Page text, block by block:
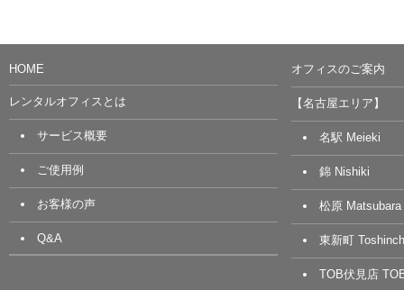
HOME
レンタルオフィスとは
サービス概要
ご使用例
お客様の声
Q&A
オフィスのご案内
【名古屋エリア】
名駅 Meieki
錦 Nishiki
松原 Matsubara
東新町
TOB伏見店